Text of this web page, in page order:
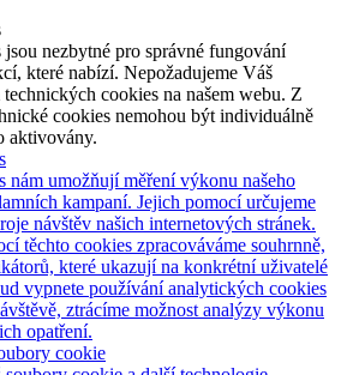
nezbytné pro správné fungování
které nabízí. Nepožadujeme Váš
cookies na našem webu. Z
cookies nemohou být individuálně
aktivovány.
nám umožňují měření výkonu našeho
kampaní. Jejich pomocí určujeme
návštěv našich internetových stránek.
těchto cookies zpracováváme souhrnně,
které ukazují na konkrétní uživatelé
vypnete používání analytických cookies
ztrácíme možnost analýzy výkonu
opatření.
cookie